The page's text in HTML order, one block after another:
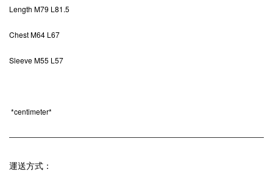
Length M79 L81.5
Chest M64 L67
Sleeve M55 L57
*centimeter*
運送方式：